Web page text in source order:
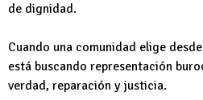
de dignidad.
Cuando una comunidad elige
está buscando representación
verdad, reparación y justicia.